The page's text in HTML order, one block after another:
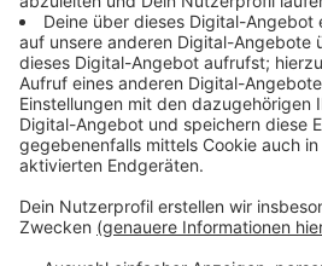
die Erfolgsaussichten gering
sind die Spielplätze schon in
beschädigt worden, heißt es.
Anzeige